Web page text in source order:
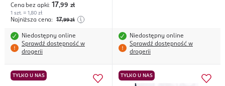
Cena bez apki: 17,99 zł
1 szt. = 1,80 zł
Najniższa cena: 17,99 zł
Niedostępny online
Sprawdź dostępność w
drogerii
Niedostępny online
Sprawdź dostępność w
drogerii
TYLKO U NAS TYLKO U NAS